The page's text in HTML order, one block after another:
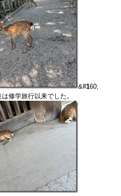
&#160;
修学旅行以来でした。